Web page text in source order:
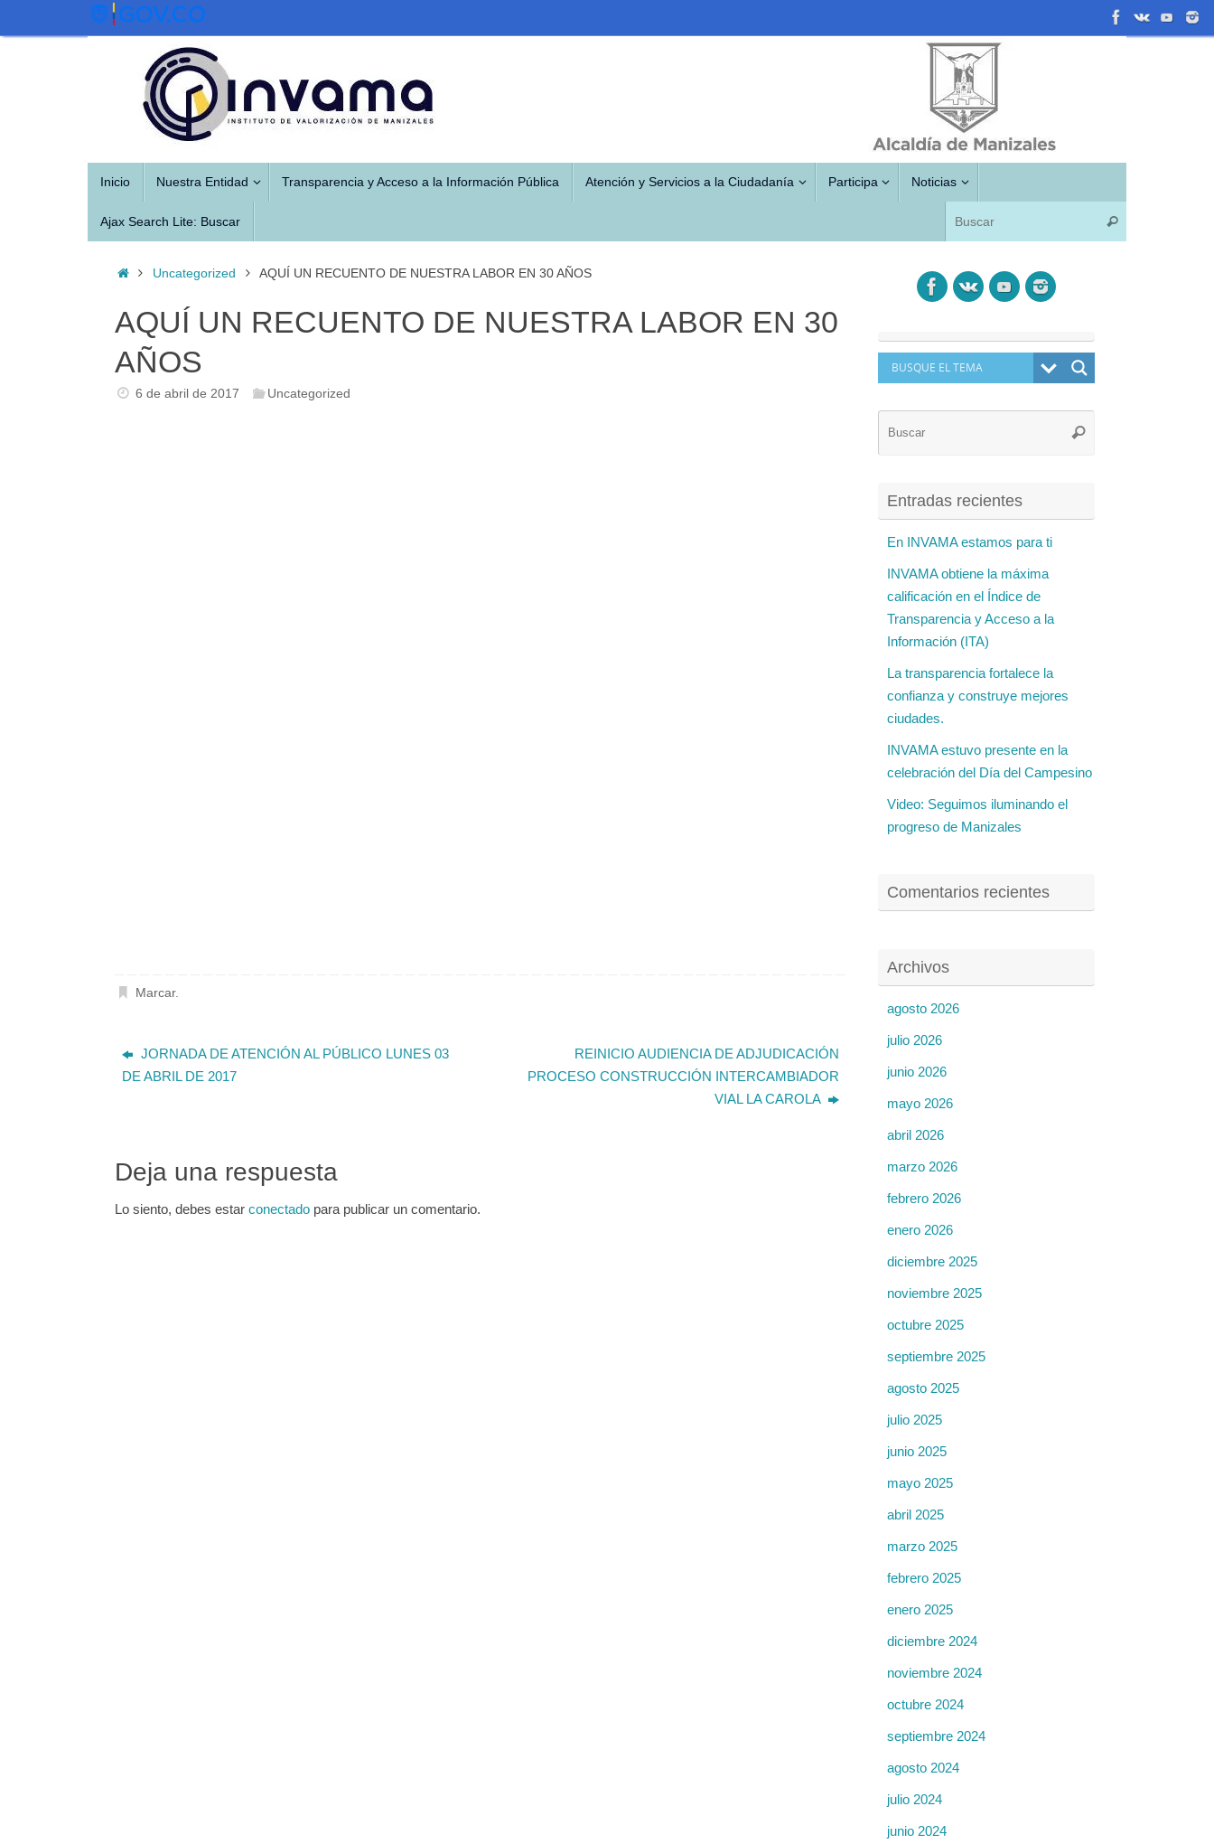
al
Inicio Nuestra Entidad Transparencia y Acceso a la Información Pública Atención y Servicios a la Ciudadanía Participa Noticias
Ajax Search Lite: Buscar Buscar
InicioUncategorized AQUÍ UN RECUENTO DE NUESTRA LABOR EN 30 AÑOS
AQUÍ UN RECUENTO DE NUESTRA LABOR EN 30
AÑOS
6 de abril de 2017 Uncategorized
Marcar.
JORNADA DE ATENCIÓN AL PÚBLICO LUNES 03
DE ABRIL DE 2017
REINICIO AUDIENCIA DE ADJUDICACIÓN
PROCESO CONSTRUCCIÓN INTERCAMBIADOR
VIAL LA CAROLA
Deja una respuesta
Lo siento, debes estar conectado para publicar un comentario.
Buscar
Entradas recientes
En INVAMA estamos para ti
INVAMA obtiene la máxima
calificación en el Índice de
Transparencia y Acceso a la
Información (ITA)
La transparencia fortalece la
confianza y construye mejores
ciudades.
INVAMA estuvo presente en la
celebración del Día del Campesino
Video: Seguimos iluminando el
progreso de Manizales
Comentarios recientes
Archivos
agosto 2026
julio 2026
junio 2026
mayo 2026
abril 2026
marzo 2026
febrero 2026
enero 2026
diciembre 2025
noviembre 2025
octubre 2025
septiembre 2025
agosto 2025
julio 2025
junio 2025
mayo 2025
abril 2025
marzo 2025
febrero 2025
enero 2025
diciembre 2024
noviembre 2024
octubre 2024
septiembre 2024
agosto 2024
julio 2024
junio 2024